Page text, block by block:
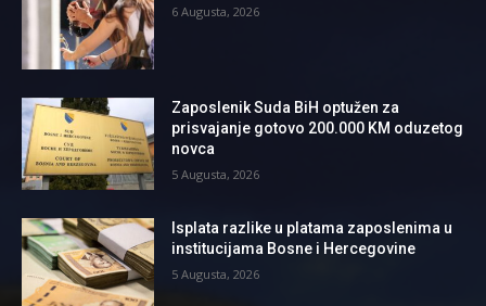
6 Augusta, 2026
Zaposlenik Suda BiH optužen za
prisvajanje gotovo 200.000 KM oduzetog
novca
5 Augusta, 2026
Isplata razlike u platama zaposlenima u
institucijama Bosne i Hercegovine
5 Augusta, 2026